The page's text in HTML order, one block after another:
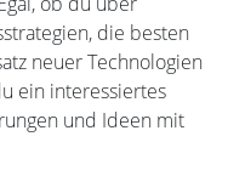
die besten
neuer Technologien
ein interessiertes
und Ideen mit